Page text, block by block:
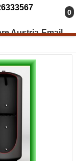
0
Austria-Email